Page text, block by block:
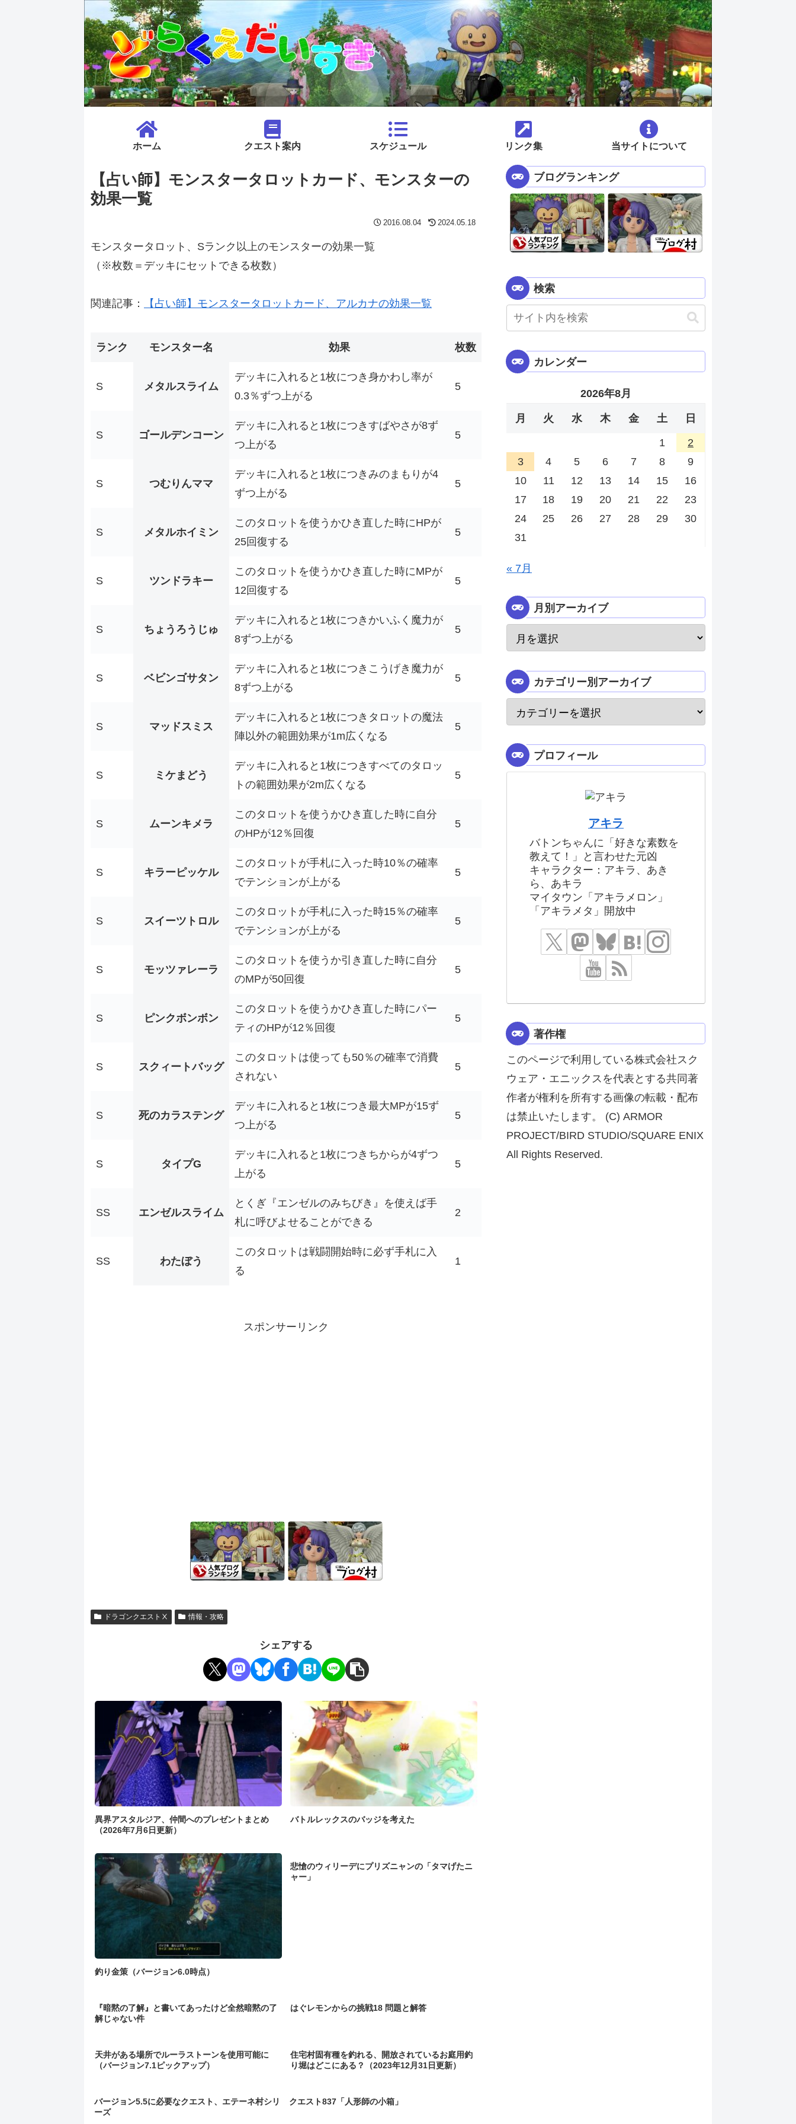
ホーム クエスト案内 スケジュール リンク集 当サイトについて
【占い師】モンスタータロットカード、モンスターの
効果一覧
2016.08.04 2024.05.18
モンスタータロット、Sランク以上のモンスターの効果一覧
（※枚数＝デッキにセットできる枚数）
関連記事： 【占い師】モンスタータロットカード、アルカナの効果一覧
ランク モンスター名 効果 枚数
S メタルスライム
デッキに入れると1枚につき身かわし率が
0.3％ずつ上がる
5
S ゴールデンコーン
デッキに入れると1枚につきすばやさが8ず
つ上がる
5
S つむりんママ
デッキに入れると1枚につきみのまもりが4
ずつ上がる
5
S メタルホイミン
このタロットを使うかひき直した時にHPが
25回復する
5
S ツンドラキー
このタロットを使うかひき直した時にMPが
12回復する
5
S ちょうろうじゅ
デッキに入れると1枚につきかいふく魔力が
8ずつ上がる
5
S ベビンゴサタン
デッキに入れると1枚につきこうげき魔力が
8ずつ上がる
5
S マッドスミス
デッキに入れると1枚につきタロットの魔法
陣以外の範囲効果が1m広くなる
5
S ミケまどう
デッキに入れると1枚につきすべてのタロッ
トの範囲効果が2m広くなる
5
S ムーンキメラ
このタロットを使うかひき直した時に自分
のHPが12％回復
5
S キラーピッケル
このタロットが手札に入った時10％の確率
でテンションが上がる
5
S スイーツトロル
このタロットが手札に入った時15％の確率
でテンションが上がる
5
S モッツァレーラ
このタロットを使うか引き直した時に自分
のMPが50回復
5
S ピンクボンボン
このタロットを使うかひき直した時にパー
ティのHPが12％回復
5
S スクィートバッグ
このタロットは使っても50％の確率で消費
されない
5
S 死のカラステング
デッキに入れると1枚につき最大MPが15ず
つ上がる
5
S タイプG
デッキに入れると1枚につきちからが4ずつ
上がる
5
SS エンゼルスライム
とくぎ『エンゼルのみちびき』を使えば手
札に呼びよせることができる
2
SS わたぼう
このタロットは戦闘開始時に必ず手札に入
る
1
スポンサーリンク
ドラゴンクエストⅩ 情報・攻略
シェアする
異界アスタルジア、仲間へのプレゼントまとめ
（2026年7月6日更新）
バトルレックスのバッジを考えた
釣り金策（バージョン6.0時点）
悲愴のウィリーデにプリズニャンの「タマげたニ
ャー」
『暗黙の了解』と書いてあったけど全然暗黙の了
解じゃない件
はぐレモンからの挑戦18 問題と解答
天井がある場所でルーラストーンを使用可能に
（バージョン7.1ピックアップ）
住宅村固有種を釣れる、開放されているお庭用釣
り堀はどこにある？（2023年12月31日更新）
バージョン5.5に必要なクエスト、エテーネ村シリ
ーズ
クエスト837「人形師の小箱」
ブログランキング
検索
カレンダー
2026年8月
月 火 水 木 金 土 日
1
2
3
4 5 6 7 8
9
10
11 12 13 14 15
16
17
18 19 20 21 22
23
24
25 26 27 28 29
30
31
« 7月
月別アーカイブ
カテゴリー別アーカイブ
プロフィール
アキラ
バトンちゃんに「好きな素数を
教えて！」と言わせた元凶
キャラクター：アキラ、あき
ら、あキラ
マイタウン「アキラメロン」
「アキラメタ」開放中
著作権
このページで利用している株式会社スク
ウェア・エニックスを代表とする共同著
作者が権利を所有する画像の転載・配布
は禁止いたします。 (C) ARMOR
PROJECT/BIRD STUDIO/SQUARE ENIX
All Rights Reserved.